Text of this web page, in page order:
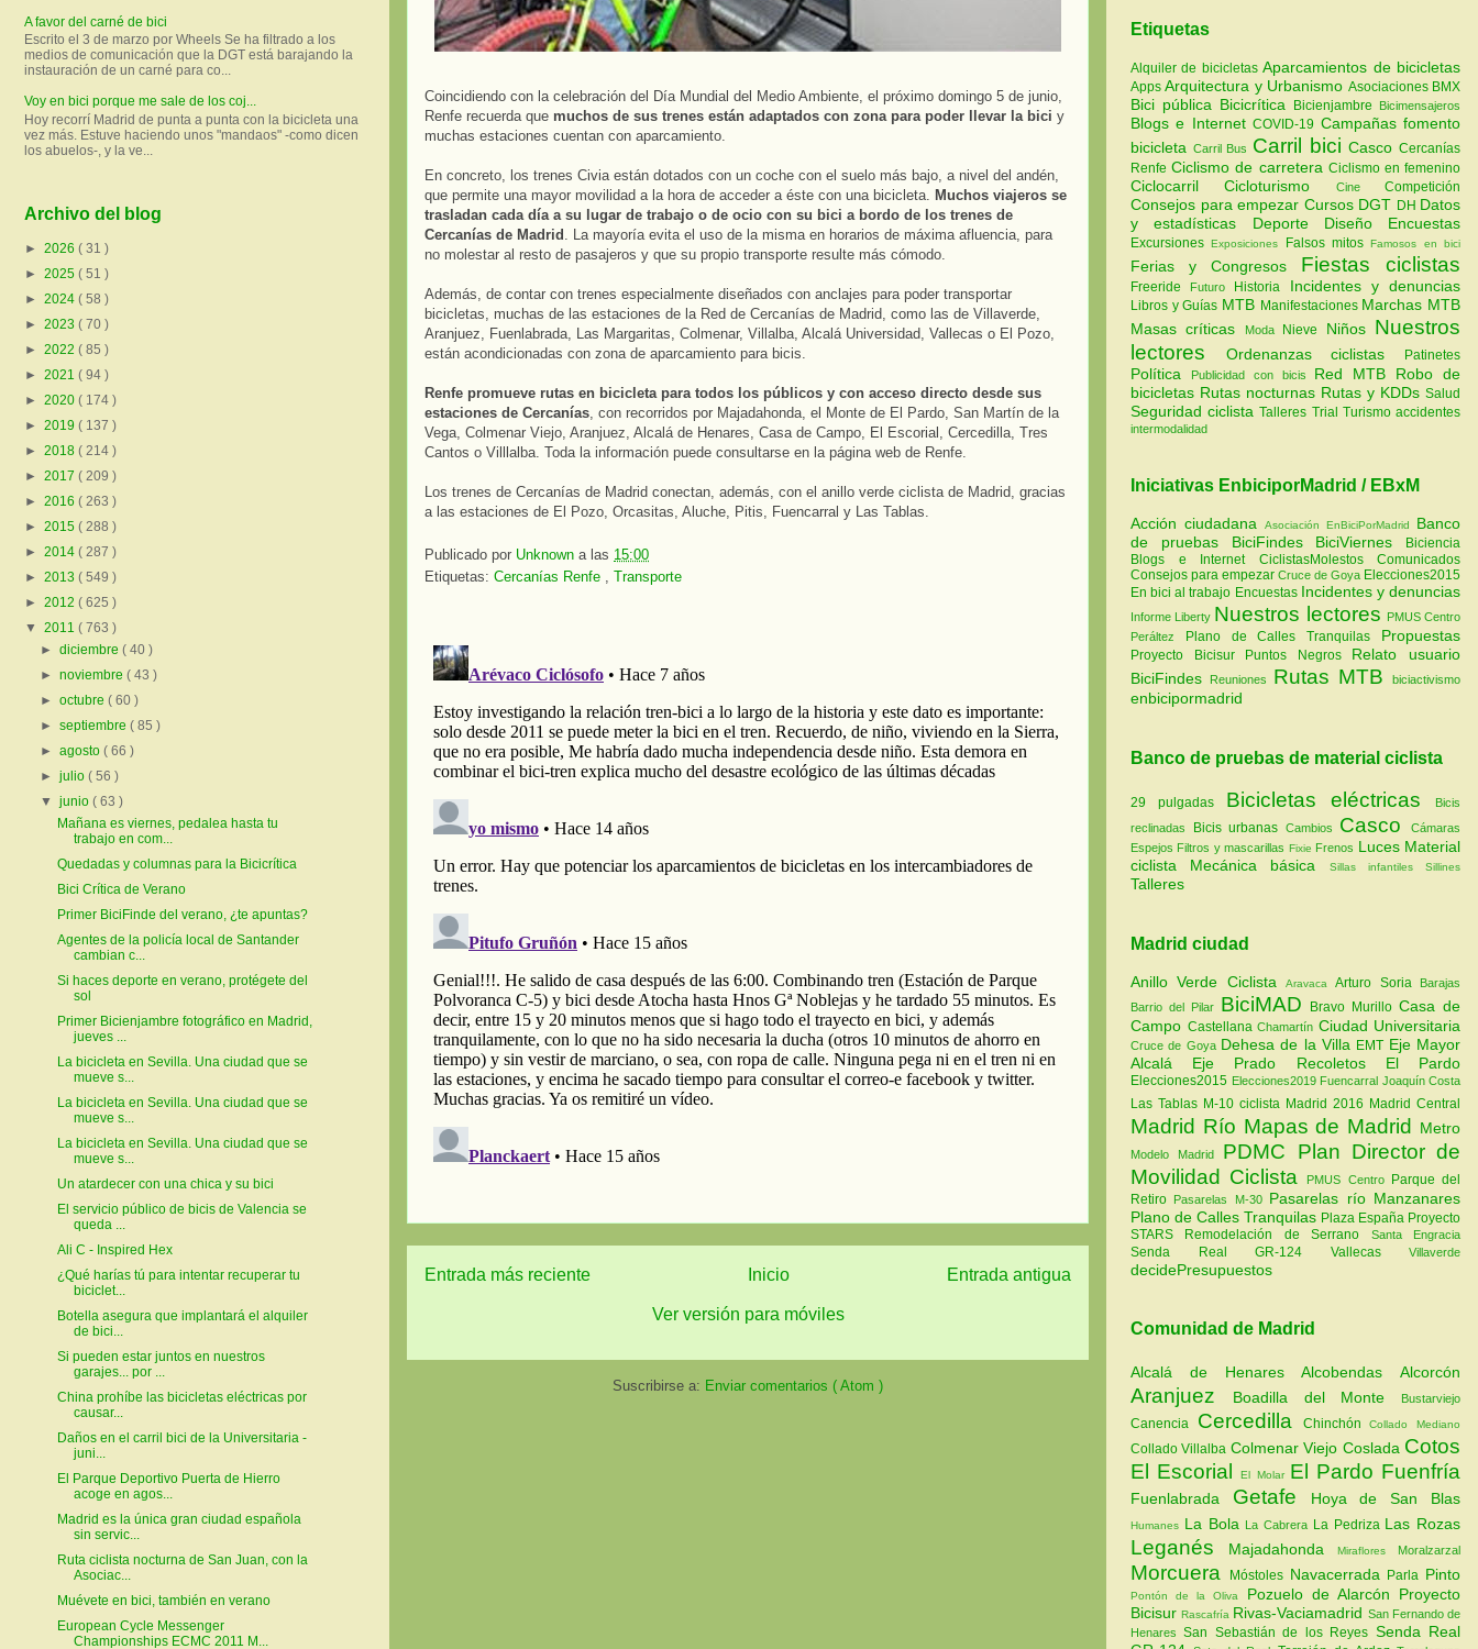
Coincidiendo con la celebración del Día Mundial del Medio Ambiente, el próximo domingo 5 de junio,
Renfe recuerda que muchos de sus trenes están adaptados con zona para poder llevar la bici y
muchas estaciones cuentan con aparcamiento.
En concreto, los trenes Civia están dotados con un coche con el suelo más bajo, a nivel del andén,
que permite una mayor movilidad a la hora de acceder a éste con una bicicleta. Muchos viajeros se
trasladan cada día a su lugar de trabajo o de ocio con su bici a bordo de los trenes de
Cercanías de Madrid . La mayoría evita el uso de la misma en horarios de máxima afluencia, para
no molestar al resto de pasajeros y que su propio transporte resulte más cómodo.
Además, de contar con trenes especialmente diseñados con anclajes para poder transportar
bicicletas, muchas de las estaciones de la Red de Cercanías de Madrid, como las de Villaverde,
Aranjuez, Fuenlabrada, Las Margaritas, Colmenar, Villalba, Alcalá Universidad, Vallecas o El Pozo,
están acondicionadas con zona de aparcamiento para bicis.
Renfe promueve rutas en bicicleta para todos los públicos y con acceso directo desde sus
estaciones de Cercanías, con recorridos por Majadahonda, el Monte de El Pardo, San Martín de la
Vega, Colmenar Viejo, Aranjuez, Alcalá de Henares, Casa de Campo, El Escorial, Cercedilla, Tres
Cantos o Villlalba. Toda la información puede consultarse en la página web de Renfe.
Los trenes de Cercanías de Madrid conectan, además, con el anillo verde ciclista de Madrid, gracias
a las estaciones de El Pozo, Orcasitas, Aluche, Pitis, Fuencarral y Las Tablas.
Publicado por Unknown a las 15:00
Etiquetas: Cercanías Renfe Transporte
Entrada más reciente Entrada antigua
Inicio
Ver versión para móviles
Suscribirse a: Enviar comentarios ( Atom )
A favor del carné de bici
Escrito el 3 de marzo por Wheels Se ha filtrado a los
medios de comunicación que la DGT está barajando la
instauración de un carné para co...
Voy en bici porque me sale de los coj...
Hoy recorrí Madrid de punta a punta con la bicicleta una
vez más. Estuve haciendo unos "mandaos" -como dicen
los abuelos-, y la ve...
Archivo del blog
► 2026 ( 31 )
► 2025 ( 51 )
► 2024 ( 58 )
► 2023 ( 70 )
► 2022 ( 85 )
► 2021 ( 94 )
► 2020 ( 174 )
► 2019 ( 137 )
► 2018 ( 214 )
► 2017 ( 209 )
► 2016 ( 263 )
► 2015 ( 288 )
► 2014 ( 287 )
► 2013 ( 549 )
► 2012 ( 625 )
▼ 2011 ( 763 )
►diciembre( 40 )
►noviembre( 43 )
►octubre( 60 )
►septiembre( 85 )
►agosto( 66 )
►julio( 56 )
▼junio( 63 )
Mañana es viernes, pedalea hasta tu
trabajo en com...
Quedadas y columnas para la Bicicrítica
Bici Crítica de Verano
Primer BiciFinde del verano, ¿te apuntas?
Agentes de la policía local de Santander
cambian c...
Si haces deporte en verano, protégete del
sol
Primer Bicienjambre fotográfico en Madrid,
jueves ...
La bicicleta en Sevilla. Una ciudad que se
mueve s...
La bicicleta en Sevilla. Una ciudad que se
mueve s...
La bicicleta en Sevilla. Una ciudad que se
mueve s...
Un atardecer con una chica y su bici
El servicio público de bicis de Valencia se
queda ...
Ali C - Inspired Hex
¿Qué harías tú para intentar recuperar tu
biciclet...
Botella asegura que implantará el alquiler
de bici...
Si pueden estar juntos en nuestros
garajes... por ...
China prohíbe las bicicletas eléctricas por
causar...
Daños en el carril bici de la Universitaria -
juni...
El Parque Deportivo Puerta de Hierro
acoge en agos...
Madrid es la única gran ciudad española
sin servic...
Ruta ciclista nocturna de San Juan, con la
Asociac...
Muévete en bici, también en verano
European Cycle Messenger
Championships ECMC 2011 M...
Etiquetas
Alquiler de bicicletasAparcamientos de bicicletas
AppsArquitectura y Urbanismo Asociaciones BMX
Bici pública Bicicrítica Bicienjambre Bicimensajeros
Blogs e InternetCOVID-19 Campañas fomento
bicicleta Carril Bus Carril biciCascoCercanías
RenfeCiclismo de carretera Ciclismo en femenino
CiclocarrilCicloturismo CineCompetición
Consejos para empezar Cursos DGT DH Datos
y estadísticas Deporte Diseño Encuestas
ExcursionesExposiciones Falsos mitosFamosos en bici
Ferias y Congresos Fiestas ciclistas
Freeride Futuro Historia Incidentes y denuncias
Libros y Guías MTB Manifestaciones Marchas MTB
Masas críticas
Moda Nieve Niños Nuestros
lectores
Ordenanzas ciclistas Patinetes
Política Publicidad con bicis Red MTB Robo de
bicicletas Rutas nocturnas Rutas y KDDs Salud
Seguridad ciclistaTalleres Trial Turismoaccidentes
intermodalidad
Iniciativas EnbiciporMadrid / EBxM
Acción ciudadana Asociación EnBiciPorMadrid
Banco
de pruebas
BiciFindes BiciViernes
Biciencia
Blogs e Internet
CiclistasMolestos
Comunicados
Consejos para empezar Cruce de Goya Elecciones2015
En bici al trabajo Encuestas Incidentes y denuncias
Informe Liberty Nuestros lectores
PMUS Centro
Peráltez
Plano de Calles Tranquilas Propuestas
Proyecto Bicisur Puntos Negros
Relato usuario
BiciFindes
Reuniones Rutas MTB biciactivismo
enbicipormadrid
Banco de pruebas de material ciclista
29 pulgadas Bicicletas eléctricas
Bicis
reclinadas
Bicis urbanas Cambios Casco
Cámaras
Espejos Filtros y mascarillas Fixie Frenos Luces Material
ciclista
Mecánica básica Sillas infantiles Sillines
Talleres
Madrid ciudad
Anillo Verde Ciclista AravacaArturo Soria
Barajas
Barrio del Pilar BiciMAD Bravo MurilloCasa de
Campo Castellana Chamartín Ciudad Universitaria
Cruce de Goya Dehesa de la Villa EMT Eje Mayor
Alcalá Eje Prado Recoletos El Pardo
Elecciones2015 Elecciones2019 Fuencarral Joaquín Costa
Las Tablas M-10 ciclista Madrid 2016 Madrid Central
Madrid Río Mapas de Madrid Metro
Modelo Madrid PDMC Plan Director de
Movilidad Ciclista
PMUS Centro Parque del
Retiro Pasarelas M-30 Pasarelas río Manzanares
Plano de Calles Tranquilas Plaza España Proyecto
STARS Remodelación de Serrano Santa Engracia
Senda Real GR-124 Vallecas Villaverde
decidePresupuestos
Comunidad de Madrid
Alcalá de HenaresAlcobendas Alcorcón
Aranjuez Boadilla del Monte Bustarviejo
Canencia Cercedilla ChinchónCollado Mediano
Collado Villalba Colmenar Viejo Coslada Cotos
El EscorialEl Molar El Pardo Fuenfría
Fuenlabrada Getafe Hoya de San Blas
Humanes La Bola La Cabrera La Pedriza Las Rozas
Leganés Majadahonda Miraflores Moralzarzal
Morcuera Móstoles Navacerrada Parla Pinto
Pontón de la Oliva Pozuelo de Alarcón Proyecto
BicisurRascafría Rivas-Vaciamadrid San Fernando de
HenaresSan Sebastián de los Reyes Senda Real